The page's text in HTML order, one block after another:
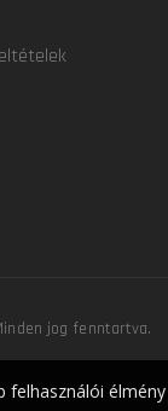
jog fenntartva.
felhasználói